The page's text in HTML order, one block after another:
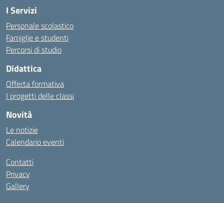
I Servizi
Personale scolastico
Famiglie e studenti
Percorsi di studio
Didattica
Offerta formativa
I progetti delle classi
Novità
Le notizie
Calendario eventi
Contatti
Privacy
Gallery